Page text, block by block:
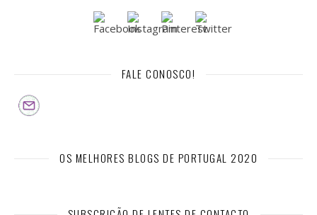
FALE CONOSCO!
OS MELHORES BLOGS DE PORTUGAL 2020